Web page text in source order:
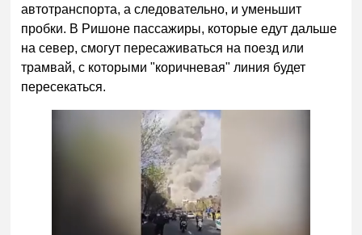
автотранспорта, а следовательно, и уменьшит
пробки. В Ришоне пассажиры, которые едут дальше
на север, смогут пересаживаться на поезд или
трамвай, с которыми "коричневая" линия будет
пересекаться.